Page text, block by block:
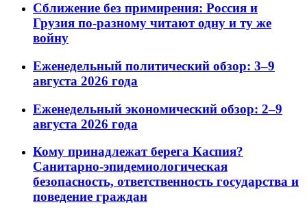
Сближение без примирения: Россия и
Грузия по-разному читают одну и ту же
войну
Еженедельный политический обзор: 3–9
августа 2026 года
Еженедельный экономический обзор: 2–9
августа 2026 года
Кому принадлежат берега Каспия?
Санитарно-эпидемиологическая
безопасность, ответственность государства и
поведение граждан